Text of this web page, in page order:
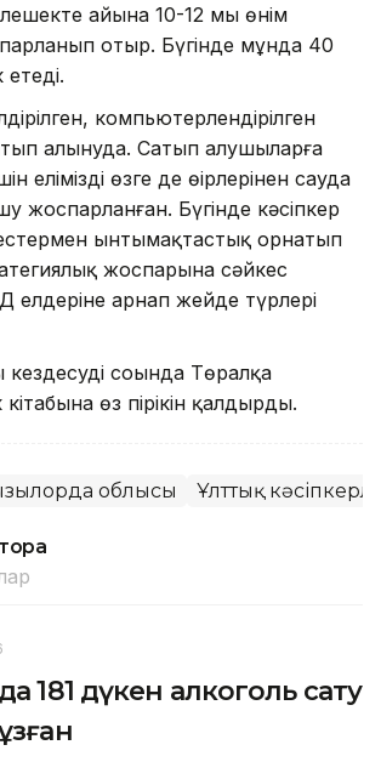
айына 10-12 мың өнім
отыр. Бүгінде мұнда 40
компьютерлендірілген
алынуда. Сатып алушыларға
еліміздің өзге де өңірлерінен сауда
жоспарланған. Бүгінде кәсіпкер
ынтымақтастық орнатып
жоспарына сәйкес
арнап жейде түрлері
соңында Төралқа
өз пірікін қалдырды.
облысы Ұлттық
181 дүкен алкоголь сату